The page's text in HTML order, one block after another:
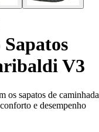
Sapatos
V3
os sapatos de caminhada
e desempenho